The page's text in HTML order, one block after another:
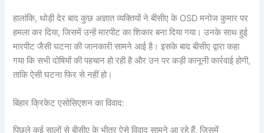
हालांकि, थोड़ी देर बाद कुछ अज्ञात व्यक्तियों ने बीसीए के OSD मनोज कुमार पर
हमला कर दिया, जिसमें उन्हें मारपीट का शिकार बना दिया गया। उनके साथ हुई
मारपीट जैसी घटना की जानकारी सामने आई है। इसके बाद बीसीए द्वारा कहा
गया कि सभी दोषियों की पहचान हो रही है और उन पर कड़ी कानूनी कार्रवाई होगी,
ताकि ऐसी घटना फिर से नहीं हो।
बिहार क्रिकेट एसोसिएशन का विवाद:
पिछले कई सालों से बीसीए के भीतर ऐसे विवाद सामने आ रहे हैं, जिसमें